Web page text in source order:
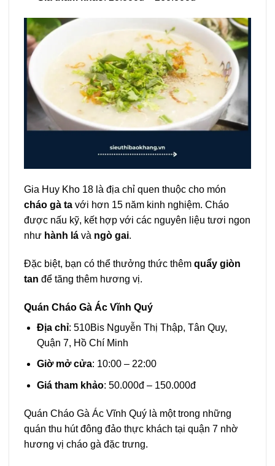
Gia Huy Kho 18 là địa chỉ quen thuộc cho món
cháo gà ta với hơn 15 năm kinh nghiệm. Cháo
được nấu kỹ, kết hợp với các nguyên liệu tươi ngon
như hành lá và ngò gai.
Đặc biệt, bạn có thể thưởng thức thêm quẩy giòn
tan để tăng thêm hương vị.
Quán Cháo Gà Ác Vĩnh Quý
Địa chỉ: 510Bis Nguyễn Thị Thập, Tân Quy,
Quận 7, Hồ Chí Minh
Giờ mở cửa: 10:00 – 22:00
Giá tham khảo: 50.000đ – 150.000đ
Quán Cháo Gà Ác Vĩnh Quý là một trong những
quán thu hút đông đảo thực khách tại quận 7 nhờ
hương vị cháo gà đặc trưng.